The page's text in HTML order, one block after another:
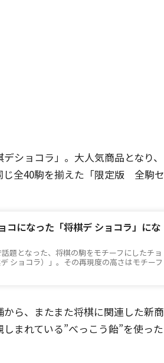
ショコラ」。大人気商品となり、
じ全40駒を揃えた「限定版 全駒セ
コになった「将棋デ ショコラ」にな
題となった、将棋の駒をモチーフにしたチョ
ショコラ）」。その再現度の高さはモチーフ
ら、またまた将棋に関連した新商
まれている”べっこう飴”を使った